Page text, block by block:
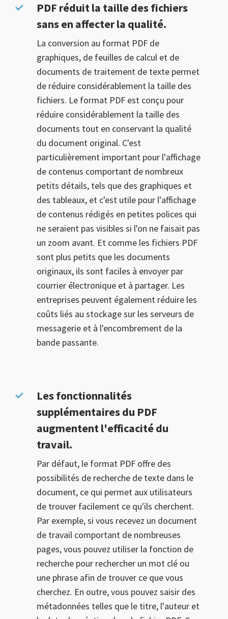
PDF réduit la taille des fichiers
sans en affecter la qualité.
La conversion au format PDF de
graphiques, de feuilles de calcul et de
documents de traitement de texte permet
de réduire considérablement la taille des
fichiers. Le format PDF est conçu pour
réduire considérablement la taille des
documents tout en conservant la qualité
du document original. C'est
particulièrement important pour l'affichage
de contenus comportant de nombreux
petits détails, tels que des graphiques et
des tableaux, et c'est utile pour l'affichage
de contenus rédigés en petites polices qui
ne seraient pas visibles si l'on ne faisait pas
un zoom avant. Et comme les fichiers PDF
sont plus petits que les documents
originaux, ils sont faciles à envoyer par
courrier électronique et à partager. Les
entreprises peuvent également réduire les
coûts liés au stockage sur les serveurs de
messagerie et à l'encombrement de la
bande passante.
Les fonctionnalités
supplémentaires du PDF
augmentent l'efficacité du
travail.
Par défaut, le format PDF offre des
possibilités de recherche de texte dans le
document, ce qui permet aux utilisateurs
de trouver facilement ce qu'ils cherchent.
Par exemple, si vous recevez un document
de travail comportant de nombreuses
pages, vous pouvez utiliser la fonction de
recherche pour rechercher un mot clé ou
une phrase afin de trouver ce que vous
cherchez. En outre, vous pouvez saisir des
métadonnées telles que le titre, l'auteur et